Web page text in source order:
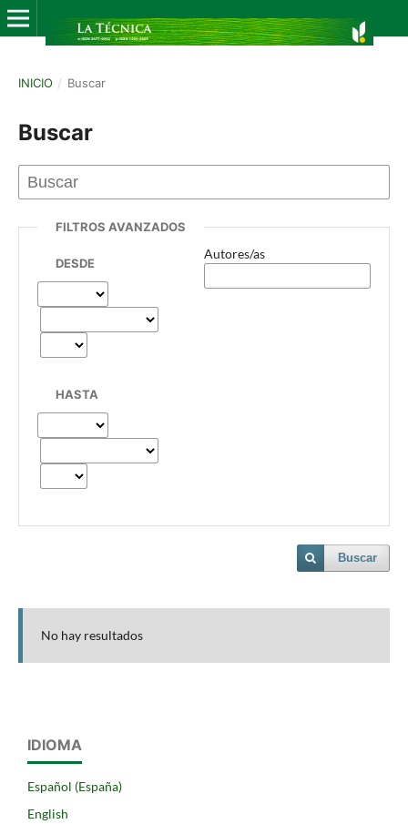
INICIO / Buscar
Buscar
FILTROS AVANZADOS
DESDE
HASTA
Autores/as
Buscar
No hay resultados
IDIOMA
Español (España)
English